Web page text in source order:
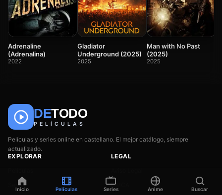
Adrenaline
(Adrenalina)
2022
Gladiator
Underground (2025)
2025
Man with No Past
(2025)
2025
DETODO
PELÍCULAS
Películas y series online en castellano. El mejor catálogo, siempre
actualizado.
EXPLORAR
Series
LEGAL
DMCA
Inicio Películas Series Anime Buscar
🎬
Películas